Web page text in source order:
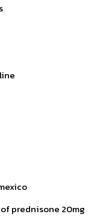
prednisone 20mg